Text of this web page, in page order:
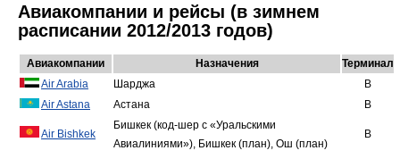
Авиакомпании и рейсы (в зимнем
расписании 2012/2013 годов)
Авиакомпании Назначения
Терминал
Air Arabia
Шарджа
B
Air Astana
Астана B
Air Bishkek
Бишкек (код-шер с «Уральскими
Авиалиниями»), Бишкек (план), Ош (план)
B